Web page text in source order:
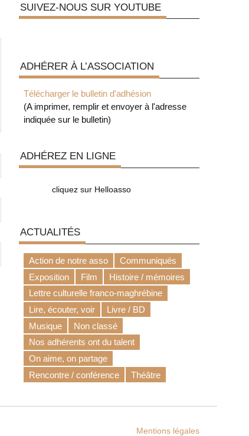
SUIVEZ-NOUS SUR YOUTUBE
ADHÉRER À L’ASSOCIATION
Télécharger le bulletin d'adhésion
(A imprimer, remplir et envoyer à l'adresse
indiquée sur le bulletin)
ADHÉREZ EN LIGNE
cliquez sur Helloasso
ACTUALITÉS
Action de notre asso
Communiqués
Exposition
Film
Histoire / mémoires
Lettre culturelle franco-maghrébine
Lire, écouter, voir
Livre / BD
Musique
Non classé
Nos adhérents ont du talent
On aime, on partage
Rencontre / conférence
Théâtre
Mentions légales